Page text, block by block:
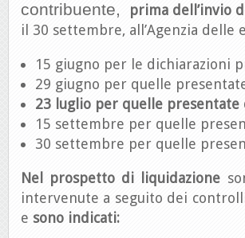
contribuente,
prima dell’invio
il 30 settembre, all’Agenzia delle
15 giugno per le dichiarazioni
29 giugno per quelle
23 luglio per quelle presentate
15 settembre per quelle
30 settembre per quelle
Nel prospetto di liquidazione
intervenute a seguito dei
e sono indicati: